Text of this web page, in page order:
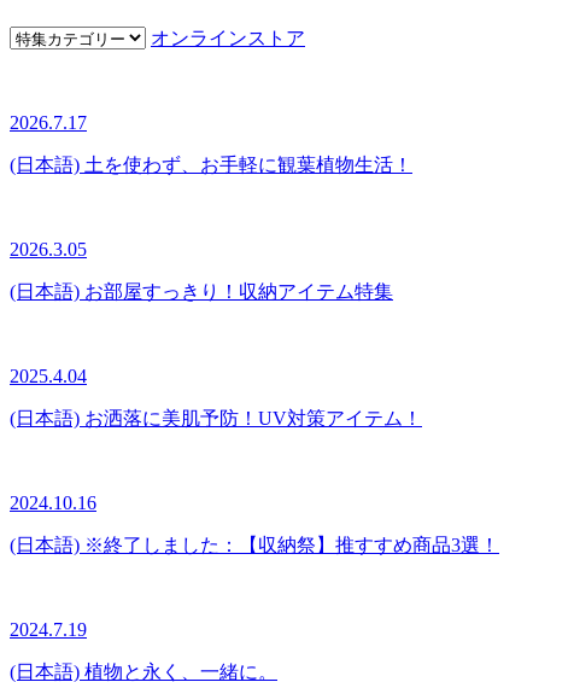
オンラインストア
2026.7.17
(日本語) 土を使わず、お手軽に観葉植物生活！
2026.3.05
(日本語) お部屋すっきり！収納アイテム特集
2025.4.04
(日本語) お洒落に美肌予防！UV対策アイテム！
2024.10.16
(日本語) ※終了しました：【収納祭】推すすめ商品3選！
2024.7.19
(日本語) 植物と永く、一緒に。